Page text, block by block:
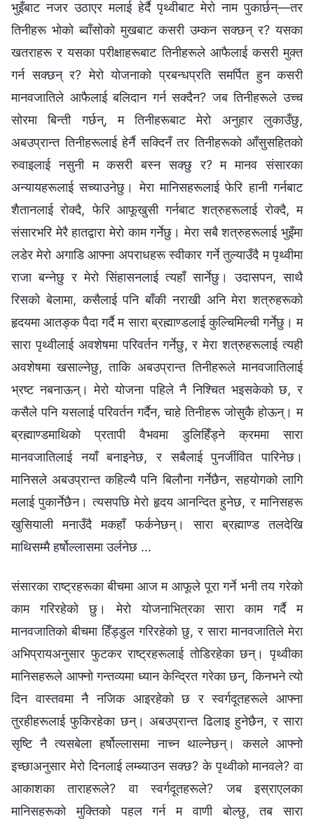
भुइँबाट नजर उठाएर मलाई हेर्दै पृथ्वीबाट मेरो नाम पुकार्छन्—तर
तिनीहरू भोको ब्‍वाँसोको मुखबाट कसरी उम्कन सक्छन् र? यसका
खतराहरू र यसका परीक्षाहरूबाट तिनीहरूले आफैलाई कसरी मुक्त
गर्न सक्छन् र? मेरो योजनाको प्रबन्धप्रति समर्पित हुन कसरी
मानवजातिले आफैलाई बलिदान गर्न सक्दैन? जब तिनीहरूले उच्‍च
सोरमा बिन्ती गर्छन्, म तिनीहरूबाट मेरो अनुहार लुकाउँछु,
अबउप्रान्त तिनीहरूलाई हेर्नै सक्दिनँ तर तिनीहरूको आँसुसहितको
रुवाइलाई नसुनी म कसरी बस्‍न सक्छु र? म मानव संसारका
अन्यायहरूलाई सच्याउनेछु। मेरा मानिसहरूलाई फेरि हानी गर्नबाट
शैतानलाई रोक्दै, फेरि आफूखुसी गर्नबाट शत्रुहरूलाई रोक्दै, म
संसारभरि मेरै हातद्वारा मेरो काम गर्नेछु। मेरा सबै शत्रुहरूलाई भुइँमा
लडेर मेरो अगाडि आफ्‍ना अपराधहरू स्वीकार गर्ने तुल्याउँदै म पृथ्वीमा
राजा बन्‍नेछु र मेरो सिंहासनलाई त्यहाँ सार्नेछु। उदासपन, साथै
रिसको बेलामा, कसैलाई पनि बाँकी नराखी अनि मेरा शत्रुहरूको
हृदयमा आतङ्क पैदा गर्दै म सारा ब्रह्माण्डलाई कुल्चिमिल्ची गर्नेछु। म
सारा पृथ्वीलाई अवशेषमा परिवर्तन गर्नेछु, र मेरा शत्रुहरूलाई त्यही
अवशेषमा खसाल्‍नेछु, ताकि अबउप्रान्त तिनीहरूले मानवजातिलाई
भ्रष्ट नबनाऊन्। मेरो योजना पहिले नै निश्‍चित भइसकेको छ, र
कसैले पनि यसलाई परिवर्तन गर्दैन, चाहे तिनीहरू जोसुकै होऊन्। म
ब्रह्माण्डमाथिको प्रतापी वैभवमा डुलिहिँड्ने क्रममा सारा
मानवजातिलाई नयाँ बनाइनेछ, र सबैलाई पुनर्जीवित पारिनेछ।
मानिसले अबउप्रान्त कहिल्यै पनि बिलौना गर्नेछैन, सहयोगको लागि
मलाई पुकार्नेछैन। त्यसपछि मेरो हृदय आनन्दित हुनेछ, र मानिसहरू
खुसियाली मनाउँदै मकहाँ फर्कनेछन्। सारा ब्रह्माण्ड तलदेखि
माथिसम्मै हर्षोल्लासमा उर्लनेछ …
संसारका राष्ट्रहरूका बीचमा आज म आफूले पूरा गर्ने भनी तय गरेको
काम गरिरहेको छु। मेरो योजनाभित्रका सारा काम गर्दै म
मानवजातिको बीचमा हिँड्डुल गरिरहेको छु, र सारा मानवजातिले मेरा
अभिप्रायअनुसार फुटकर राष्ट्रहरूलाई तोडिरहेका छन्। पृथ्वीका
मानिसहरूले आफ्‍नो गन्तव्यमा ध्यान केन्द्रित गरेका छन्, किनभने त्यो
दिन वास्तवमा नै नजिक आइरहेको छ र स्वर्गदूतहरूले आफ्‍ना
तुरहीहरूलाई फुकिरहेका छन्। अबउप्रान्त ढिलाइ हुनेछैन, र सारा
सृष्टि नै त्यसबेला हर्षोल्लासमा नाच्‍न थाल्‍नेछन्। कसले आफ्‍नो
इच्‍छाअनुसार मेरो दिनलाई लम्ब्याउन सक्छ? के पृथ्वीको मानवले? वा
आकाशका ताराहरूले? वा स्वर्गदूतहरूले? जब इस्राएलका
मानिसहरूको मुक्तिको पहल गर्न म वाणी बोल्छु, तब सारा